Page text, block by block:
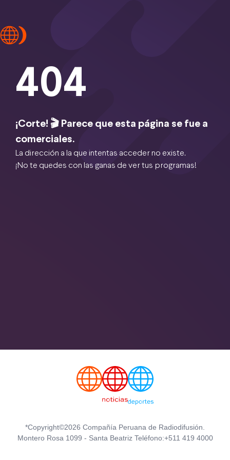
404
¡Corte! 🎬 Parece que esta página se fue a
comerciales.
La dirección a la que intentas acceder no existe.
¡No te quedes con las ganas de ver tus programas!
*Copyright©2026 Compañía Peruana de Radiodifusión.
Montero Rosa 1099 - Santa Beatriz Teléfono:+511 419 4000